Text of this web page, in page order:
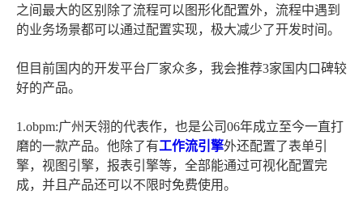
之间最大的区别除了流程可以图形化配置外，流程中遇到
的业务场景都可以通过配置实现，极大减少了开发时间。
但目前国内的开发平台厂家众多，我会推荐3家国内口碑较
好的产品。
1.obpm:广州天翎的代表作，也是公司06年成立至今一直打
磨的一款产品。他除了有工作流引擎外还配置了表单引
擎，视图引擎，报表引擎等，全部能通过可视化配置完
成，并且产品还可以不限时免费使用。